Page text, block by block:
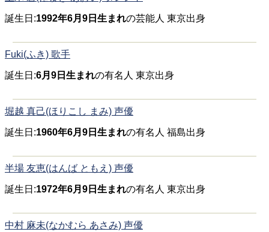
誕生日:1992年6月9日生まれの芸能人 東京出身
Fuki(ふき) 歌手
誕生日:6月9日生まれの有名人 東京出身
堀越 真己(ほりこし まみ) 声優
誕生日:1960年6月9日生まれの有名人 福島出身
半場 友恵(はんば ともえ) 声優
誕生日:1972年6月9日生まれの有名人 東京出身
中村 麻未(なかむら あさみ) 声優